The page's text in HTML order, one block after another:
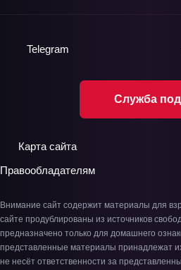
Служба
Telegram
Карта сайта
Правообладателям
Внимание сайт содержит материалы для
сайте продублированы из источников
предназначено только для домашнего
представленные материалы принадлежат
не несёт ответственности за